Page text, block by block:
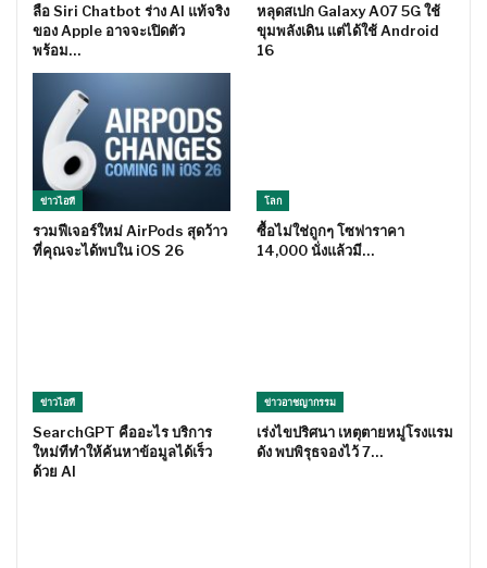
ลือ Siri Chatbot ร่าง AI แท้จริง
ของ Apple อาจจะเปิดตัว
พร้อม…
หลุดสเปก Galaxy A07 5G ใช้
ขุมพลังเดิน แต่ได้ใช้ Android
16
ข่าวไอที
รวมฟีเจอร์ใหม่ AirPods สุดว้าว
ที่คุณจะได้พบใน iOS 26
โลก
ซื้อไม่ใช่ถูกๆ โซฟาราคา
14,000 นั่งแล้วมี…
ข่าวไอที
SearchGPT คืออะไร บริการ
ใหม่ทีทำให้ค้นหาข้อมูลได้เร็ว
ด้วย AI
ข่าวอาชญากรรม
เร่งไขปริศนา เหตุตายหมู่โรงแรม
ดัง พบพิรุธจองไว้ 7…